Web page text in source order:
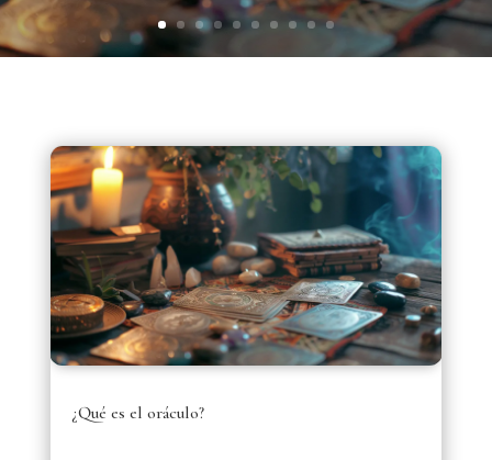
¿Qué es el oráculo?